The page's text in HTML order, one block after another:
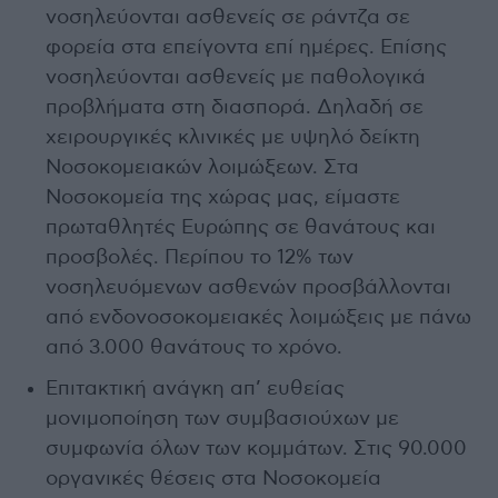
νοσηλεύονται ασθενείς σε ράντζα σε
φορεία στα επείγοντα επί ημέρες. Επίσης
νοσηλεύονται ασθενείς με παθολογικά
προβλήματα στη διασπορά. Δηλαδή σε
χειρουργικές κλινικές με υψηλό δείκτη
Νοσοκομειακών λοιμώξεων. Στα
Νοσοκομεία της χώρας μας, είμαστε
πρωταθλητές Ευρώπης σε θανάτους και
προσβολές. Περίπου το 12% των
νοσηλευόμενων ασθενών προσβάλλονται
από ενδονοσοκομειακές λοιμώξεις με πάνω
από 3.000 θανάτους το χρόνο.
Επιτακτική ανάγκη απ’ ευθείας
μονιμοποίηση των συμβασιούχων με
συμφωνία όλων των κομμάτων. Στις 90.000
οργανικές θέσεις στα Νοσοκομεία